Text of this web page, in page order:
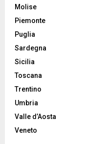
Molise
Piemonte
Puglia
Sardegna
Sicilia
Toscana
Trentino
Umbria
Valle d’Aosta
Veneto